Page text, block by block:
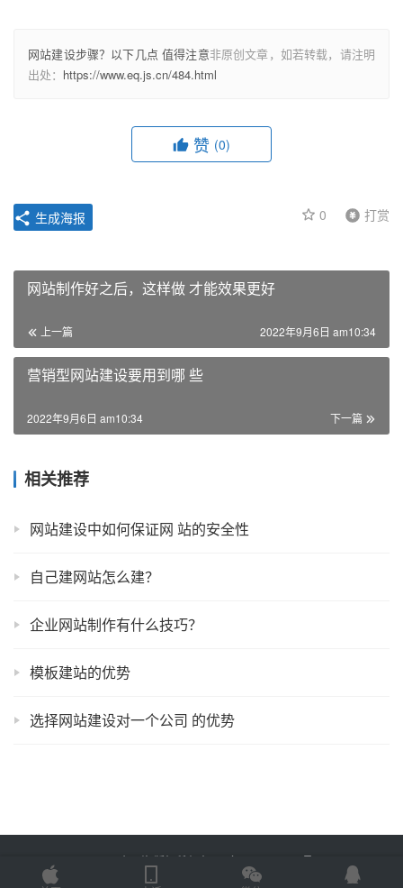
网站建设步骤？以下几点 值得注意非原创文章，如若转载，请注明
出处： https://www.eq.js.cn/484.html
赞 (0)
0 打赏
生成海报
网站制作好之后，这样做 才能效果更好
上一篇 2022年9月6日 am10:34
营销型网站建设要用到哪 些
下一篇
2022年9月6日 am10:34
相关推荐
网站建设中如何保证网 站的安全性
自己建网站怎么建？
企业网站制作有什么技巧？
模板建站的优势
选择网站建设对一个公司 的优势
Copyright © 2023 易企网络 版权所有 鲁ICP备2022012774号-3